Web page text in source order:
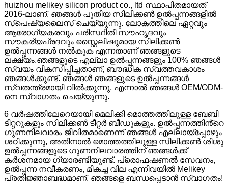
huizhou melikey silicon product co., ltd സ്ഥാപിതമായത്
2016-ലാണ്. ഞങ്ങൾ പുതിയ സിലിക്കൺ ഉൽപ്പന്നങ്ങളിൽ
സ്പെഷ്യലൈസ് ചെയ്യുന്നു. ലോകത്തിലെ ഏറ്റവും
ആരോഗ്യകരവും പരിസ്ഥിതി സൗഹൃദവും
സൗകര്യപ്രദവും സ്റ്റൈലിഷുമായ സിലിക്കൺ
ഉൽപ്പന്നങ്ങൾ നൽകുക എന്നതാണ് ഞങ്ങളുടെ
ലക്ഷ്യം.ഞങ്ങളുടെ എല്ലാ ഉൽപ്പന്നങ്ങളും 100% ഞങ്ങൾ
സ്വയം വികസിപ്പിച്ചതാണ്, ബൗദ്ധിക സ്വത്തവകാശം
ഞങ്ങൾക്കുണ്ട്. ഞങ്ങൾ ഞങ്ങളുടെ ഉൽപ്പന്നങ്ങൾ
സ്വതന്ത്രമായി വിൽക്കുന്നു, എന്നാൽ ഞങ്ങൾ OEM/ODM-
നെ സ്വാഗതം ചെയ്യുന്നു.
6 വർഷത്തിലേറെയായി മെലിക്കി മൊത്തത്തിലുള്ള ബേബി
ടീറ്ററുകളും സിലിക്കൺ ടീറ്റർ ബീഡുകളും. ഉൽപ്പന്നത്തിൻ്റെ
ഗുണനിലവാരം ജീവിതമാണെന്ന് ഞങ്ങൾ എല്ലായ്‌പ്പോഴും
ശഠിക്കുന്നു, അതിനാൽ മൊത്തത്തിലുള്ള സിലിക്കൺ ശിശു
ഉൽപ്പന്നങ്ങളുടെ ഗുണനിലവാരത്തിന് ഞങ്ങൾക്ക്
കർശനമായ ഗ്യാരണ്ടിയുണ്ട്. പ്രൊഫഷണൽ സേവനം,
ഉൽപ്പന്ന നവീകരണം, മികച്ച വില എന്നിവയിൽ Melikey
പ്രതിജ്ഞാബദ്ധമാണ്. ഞങ്ങളെ ബന്ധപ്പെടാൻ സ്വാഗതം!